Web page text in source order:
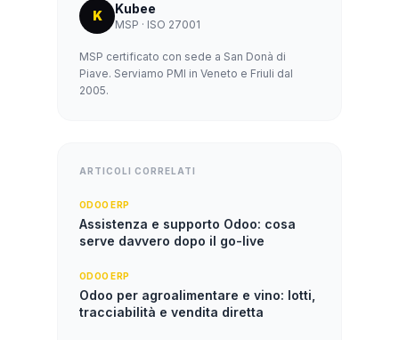
K Kubee
MSP · ISO 27001
MSP certificato con sede a San Donà di
Piave. Serviamo PMI in Veneto e Friuli dal
2005.
ARTICOLI CORRELATI
ODOO ERP
Assistenza e supporto Odoo: cosa
serve davvero dopo il go-live
ODOO ERP
Odoo per agroalimentare e vino: lotti,
tracciabilità e vendita diretta